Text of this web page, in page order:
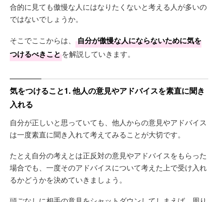
合的に見ても傲慢な人にはなりたくないと考える人が多いの
ではないでしょうか。
そこでここからは、
自分が傲慢な人にならないために気を
つけるべきことを解説していきます。
気をつけること1. 他人の意見やアドバイスを素直に聞き
入れる
自分が正しいと思っていても、他人からの意見やアドバイス
は一度素直に聞き入れて考えてみることが大切です。
たとえ自分の考えとは正反対の意見やアドバイスをもらった
場合でも、一度そのアドバイスについて考えた上で受け入れ
るかどうかを決めていきましょう。